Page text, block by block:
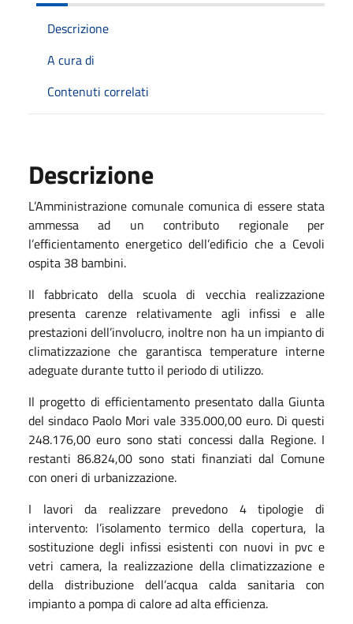
Descrizione
A cura di
Contenuti correlati
Descrizione
L’Amministrazione comunale comunica di essere stata
ammessa ad un contributo regionale per
l’efficientamento energetico dell’edificio che a Cevoli
ospita 38 bambini.
Il fabbricato della scuola di vecchia realizzazione
presenta carenze relativamente agli infissi e alle
prestazioni dell’involucro, inoltre non ha un impianto di
climatizzazione che garantisca temperature interne
adeguate durante tutto il periodo di utilizzo.
Il progetto di efficientamento presentato dalla Giunta
del sindaco Paolo Mori vale 335.000,00 euro. Di questi
248.176,00 euro sono stati concessi dalla Regione. I
restanti 86.824,00 sono stati finanziati dal Comune
con oneri di urbanizzazione.
I lavori da realizzare prevedono 4 tipologie di
intervento: l’isolamento termico della copertura, la
sostituzione degli infissi esistenti con nuovi in pvc e
vetri camera, la realizzazione della climatizzazione e
della distribuzione dell’acqua calda sanitaria con
impianto a pompa di calore ad alta efficienza.